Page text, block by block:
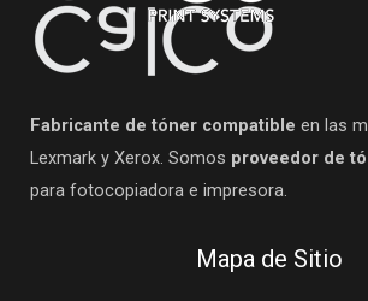
Fabricante de tóner compatible en las
Lexmark y Xerox. Somos proveedor de
para fotocopiadora e impresora.
Mapa de Sitio